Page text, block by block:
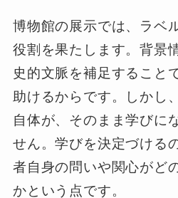
博物館の展示では、ラベ
役割を果たします。背景
史的文脈を補足すること
助けるからです。しかし
自体が、そのまま学びに
せん。学びを決定づける
者自身の問いや関心がど
かという点です。